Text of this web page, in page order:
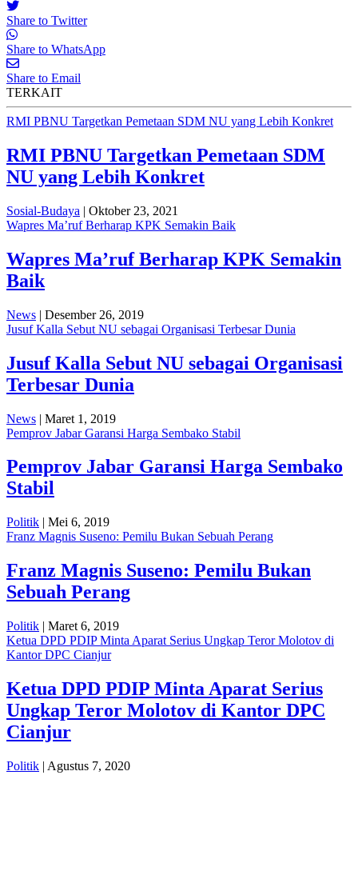
Share to Twitter
Share to WhatsApp
Share to Email
TERKAIT
RMI PBNU Targetkan Pemetaan SDM NU yang Lebih Konkret
RMI PBNU Targetkan Pemetaan SDM
NU yang Lebih Konkret
Sosial-Budaya | Oktober 23, 2021
Wapres Ma’ruf Berharap KPK Semakin Baik
Wapres Ma’ruf Berharap KPK Semakin
Baik
News | Desember 26, 2019
Jusuf Kalla Sebut NU sebagai Organisasi Terbesar Dunia
Jusuf Kalla Sebut NU sebagai Organisasi
Terbesar Dunia
News | Maret 1, 2019
Pemprov Jabar Garansi Harga Sembako Stabil
Pemprov Jabar Garansi Harga Sembako
Stabil
Politik | Mei 6, 2019
Franz Magnis Suseno: Pemilu Bukan Sebuah Perang
Franz Magnis Suseno: Pemilu Bukan
Sebuah Perang
Politik | Maret 6, 2019
Ketua DPD PDIP Minta Aparat Serius Ungkap Teror Molotov di
Kantor DPC Cianjur
Ketua DPD PDIP Minta Aparat Serius
Ungkap Teror Molotov di Kantor DPC
Cianjur
Politik | Agustus 7, 2020